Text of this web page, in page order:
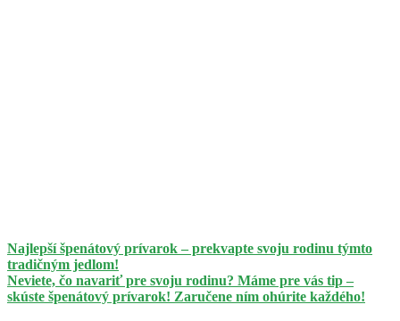
Najlepší špenátový prívarok – prekvapte svoju rodinu týmto
tradičným jedlom!
Neviete, čo navariť pre svoju rodinu? Máme pre vás tip –
skúste špenátový prívarok! Zaručene ním ohúrite každého!